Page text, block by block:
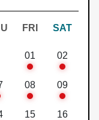
FRI SAT
01 02
08 09
15 16